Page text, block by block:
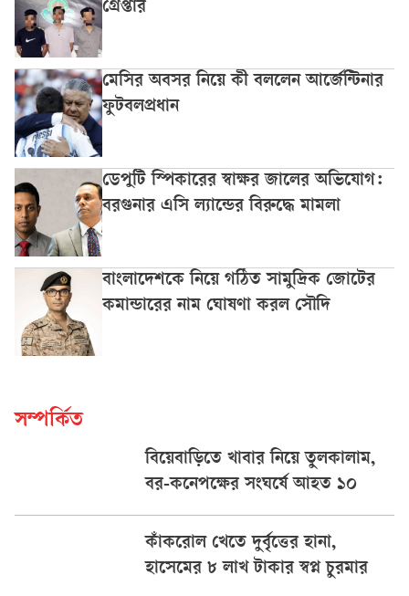
গ্রেপ্তার
মেসির অবসর নিয়ে কী বললেন আর্জেন্টিনার
ফুটবলপ্রধান
ডেপুটি স্পিকারের স্বাক্ষর জালের অভিযোগ:
বরগুনার এসি ল্যান্ডের বিরুদ্ধে মামলা
বাংলাদেশকে নিয়ে গঠিত সামুদ্রিক জোটের
কমান্ডারের নাম ঘোষণা করল সৌদি
সম্পর্কিত
বিয়েবাড়িতে খাবার নিয়ে তুলকালাম,
বর-কনেপক্ষের সংঘর্ষে আহত ১০
কাঁকরোল খেতে দুর্বৃত্তের হানা,
হাসেমের ৮ লাখ টাকার স্বপ্ন চুরমার